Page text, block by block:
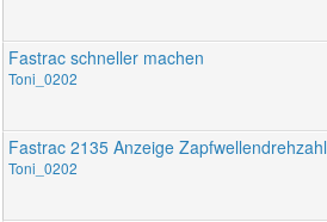
Fastrac schneller machen
Toni_0202
Fastrac 2135 Anzeige Zapfwellendrehzahl
Toni_0202